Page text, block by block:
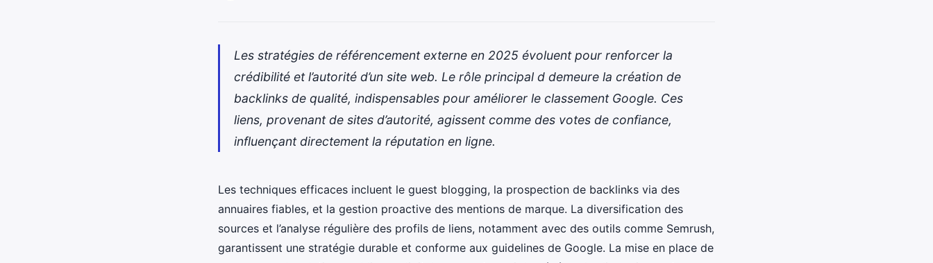
Les stratégies de référencement externe en 2025 évoluent pour renforcer la
crédibilité et l’autorité d’un site web. Le rôle principal d demeure la création de
backlinks de qualité, indispensables pour améliorer le classement Google. Ces
liens, provenant de sites d’autorité, agissent comme des votes de confiance,
influençant directement la réputation en ligne.
Les techniques efficaces incluent le guest blogging, la prospection de backlinks via des
annuaires fiables, et la gestion proactive des mentions de marque. La diversification des
sources et l’analyse régulière des profils de liens, notamment avec des outils comme Semrush,
garantissent une stratégie durable et conforme aux guidelines de Google. La mise en place de